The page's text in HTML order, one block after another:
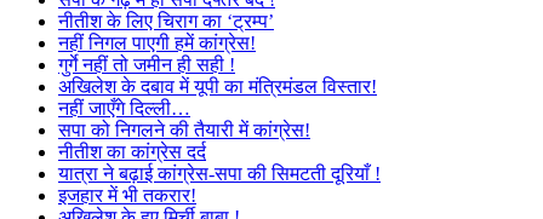
नीतीश के लिए चिराग का ‘ट्रम्प’
नहीं निगल पाएगी हमें कांग्रेस!
गुर्गे नहीं तो जमीन ही सही !
अखिलेश के दबाव में यूपी का मंत्रिमंडल विस्तार!
नहीं जाएँगे दिल्ली…
सपा को निगलने की तैयारी में कांग्रेस!
नीतीश का कांग्रेस दर्द
यात्रा ने बढ़ाई कांग्रेस-सपा की सिमटती दूरियाँ !
इजहार में भी तकरार!